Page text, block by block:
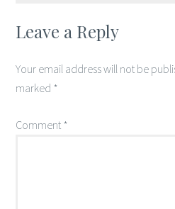
Leave a Reply
Your email address will not be
marked *
Comment *